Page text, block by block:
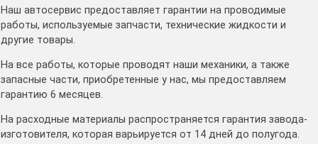
Наш автосервис предоставляет гарантии на проводимые
работы, используемые запчасти, технические жидкости и
другие товары.
На все работы, которые проводят наши механики, а также
запасные части, приобретенные у нас, мы предоставляем
гарантию 6 месяцев.
На расходные материалы распространяется гарантия завода-
изготовителя, которая варьируется от 14 дней до полугода.